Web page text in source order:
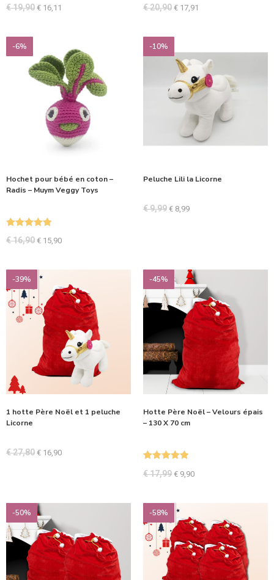
€19,90 € 16,11 €20,90 € 17,91
-6%
Hochet pour bébé en coton –
Radis – Muym Veggy Toys
€16,90 € 15,90
-10%
Peluche Lili la Licorne
€9,99 € 8,99
-39%
1 hotte Père Noël et 1 peluche
Licorne
€27,80 € 16,90
-45%
Hotte Père Noël – Velours épais
– 130 X 70 cm
€17,99 € 9,90
-50% -58%